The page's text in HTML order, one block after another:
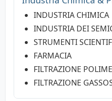
INDUSTRIA CHIMICA
INDUSTRIA DEI
STRUMENTI
FARMACIA
FILTRAZIONE
FILTRAZIONE